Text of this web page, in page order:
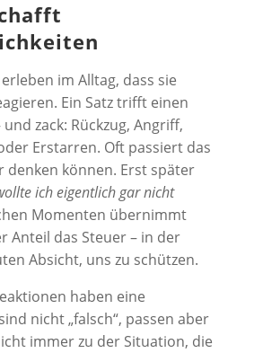
im Alltag, dass sie
Ein Satz trifft einen
zack: Rückzug, Angriff,
Erstarren. Oft passiert das
denken können. Erst später
ich eigentlich gar nicht
Momenten übernimmt
Anteil das Steuer – in der
Absicht, uns zu schützen.
haben eine
nicht „falsch“, passen aber
immer zu der Situation, die